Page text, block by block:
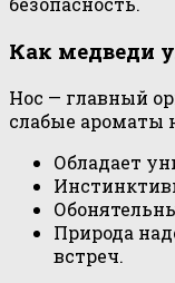
Как медведи
Нос — главный
слабые ароматы
Обладает
Природа
встреч.